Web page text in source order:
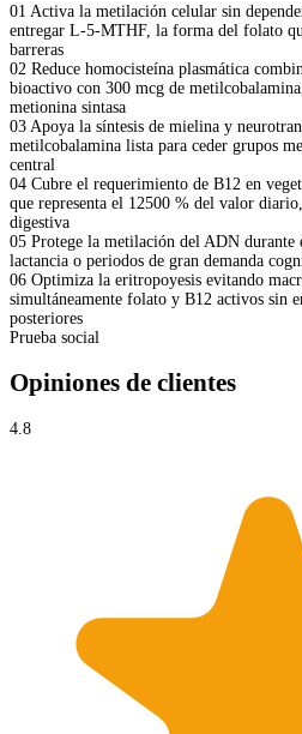
01 Activa la metilación celular sin
entregar L-5-MTHF, la forma del folato
barreras
02 Reduce homocisteína plasmática
bioactivo con 300 mcg de
metionina sintasa
03 Apoya la síntesis de mielina y
metilcobalamina lista para ceder grupos
central
04 Cubre el requerimiento de B12 en
que representa el 12500 % del valor
digestiva
05 Protege la metilación del ADN durante
lactancia o periodos de gran demanda
06 Optimiza la eritropoyesis evitando
simultáneamente folato y B12 activos sin
posteriores
Prueba social
Opiniones de clientes
4.8